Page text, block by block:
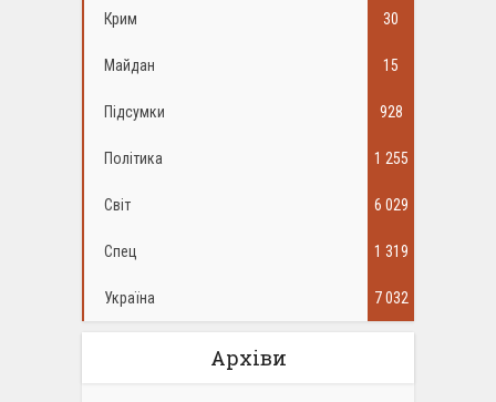
Крим 30
Майдан 15
Підсумки 928
Політика 1 255
Світ 6 029
Спец 1 319
Україна 7 032
Архіви